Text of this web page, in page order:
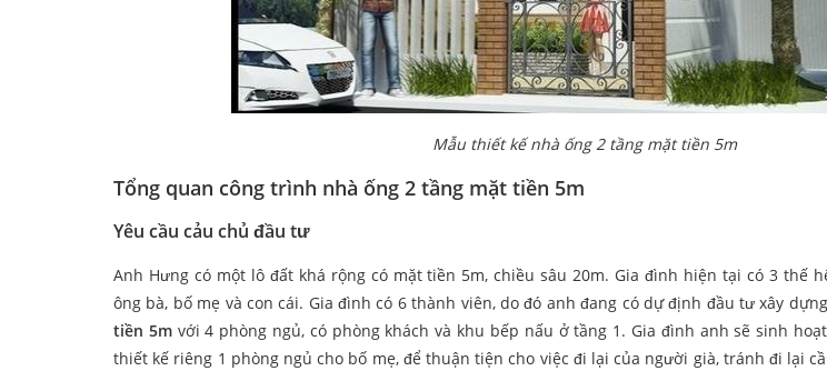
Mẫu thiết kế nhà ống 2 tầng mặt tiền 5m
Tổng quan công trình nhà ống 2 tầng mặt tiền 5m
Yêu cầu cảu chủ đầu tư
Anh Hưng có một lô đất khá rộng có mặt tiền 5m, chiều sâu 20m. Gia đình hiện tại có 3 thế
ông bà, bố mẹ và con cái. Gia đình có 6 thành viên, do đó anh đang có dự định đầu tư xây
tiền 5mvới 4 phòng ngủ, có phòng khách và khu bếp nấu ở tầng 1. Gia đình anh sẽ sinh
thiết kế riêng 1 phòng ngủ cho bố mẹ, để thuận tiện cho việc đi lại của người già, tránh đi lại